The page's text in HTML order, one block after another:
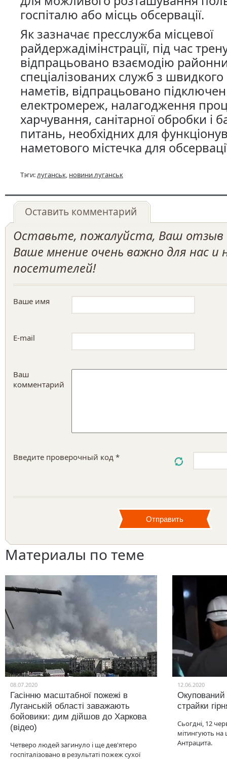
госпіталю або місць обсервації.
Як зазначає пресслужба місцевої
райдержадімінстрації, під час
відпрацьовано взаємодію
спеціалізованих служб з
наметів, відпрацьовано
електромереж, налагодження
харчування, санітарної обробки і
питань, необхідних для
наметового містечка для
Тэги:луганськ, новини луганськ
Оставить комментарий
Оставьте, пожалуйста, Ваш отзыв
Ваше мнение очень важно для нас и
посетителей!
Ваше имя
E-mail
Ваш
комментарий
Введите проверочный код *
Материалы по теме
08.07.2020
Гасінню масштабної пожежі в
Луганській області заважають
бойовики: дим дійшов до Харкова
(відео)
Четверо людей загинуло і ще дев'ятеро
госпіталізовано в результаті пожеж сухої
12.06.2020
страйки
Сьогдні, 12
мітингують на
Антрацита.